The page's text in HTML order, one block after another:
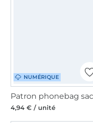
NUMÉRIQUE
4,94 € / unité